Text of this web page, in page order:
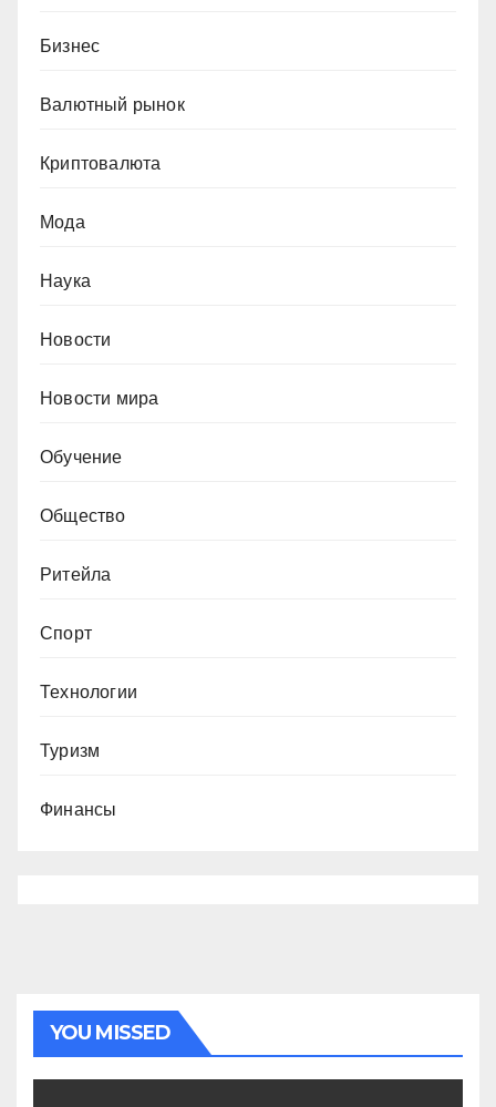
Бизнес
Валютный рынок
Криптовалюта
Мода
Наука
Новости
Новости мира
Обучение
Общество
Ритейла
Спорт
Технологии
Туризм
Финансы
YOU MISSED